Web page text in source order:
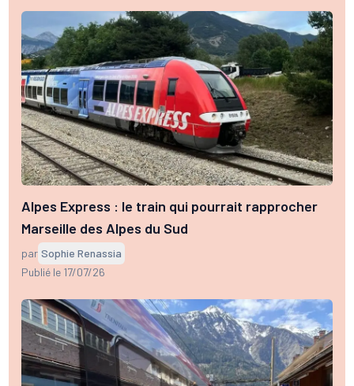
Alpes Express : le train qui pourrait rapprocher
Marseille des Alpes du Sud
par Sophie Renassia
Publié le 17/07/26